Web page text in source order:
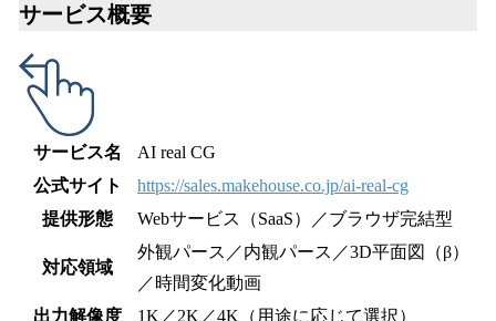
サービス概要
サービス名
AI real CG
公式サイト
https://sales.makehouse.co.jp/ai-real-cg
提供形態
Webサービス（SaaS）／ブラウザ完結型
対応領域
外観パース／内観パース／3D平面図（β）
／時間変化動画
出力解像度
1K／2K／4K（用途に応じて選択）